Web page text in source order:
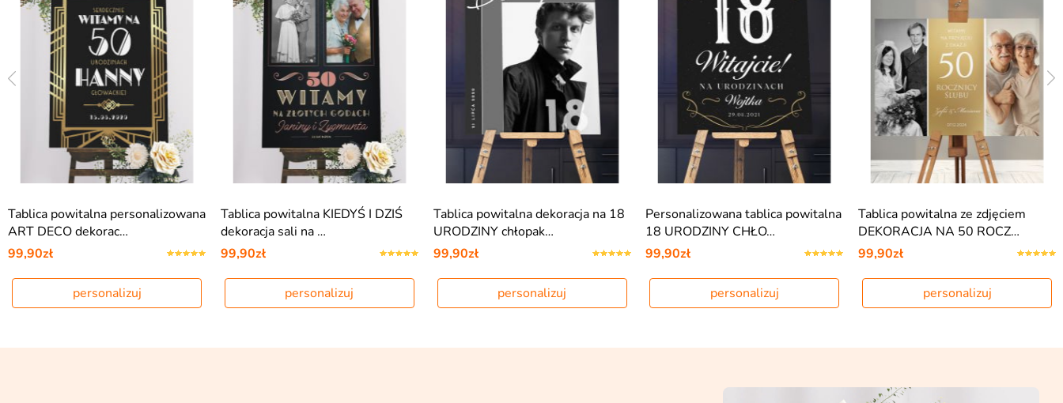
Tablica powitalna personalizowana
ART DECO dekorac…
99,90zł
personalizuj
Tablica powitalna KIEDYŚ I DZIŚ
dekoracja sali na …
99,90zł
personalizuj
Tablica powitalna dekoracja na 18
URODZINY chłopak…
99,90zł
personalizuj
Personalizowana tablica powitalna
18 URODZINY CHŁO…
99,90zł
personalizuj
Tablica powitalna ze zdjęciem
DEKORACJA NA 50 ROCZ…
99,90zł
personalizuj